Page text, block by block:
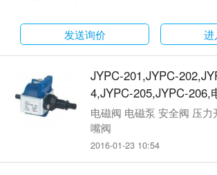
发送询价 进
JYPC-201,JYPC-
4,JYPC-205,JYPC-206,
电磁阀 电磁泵 安全阀 压力
嘴阀
2016-01-23 10:54